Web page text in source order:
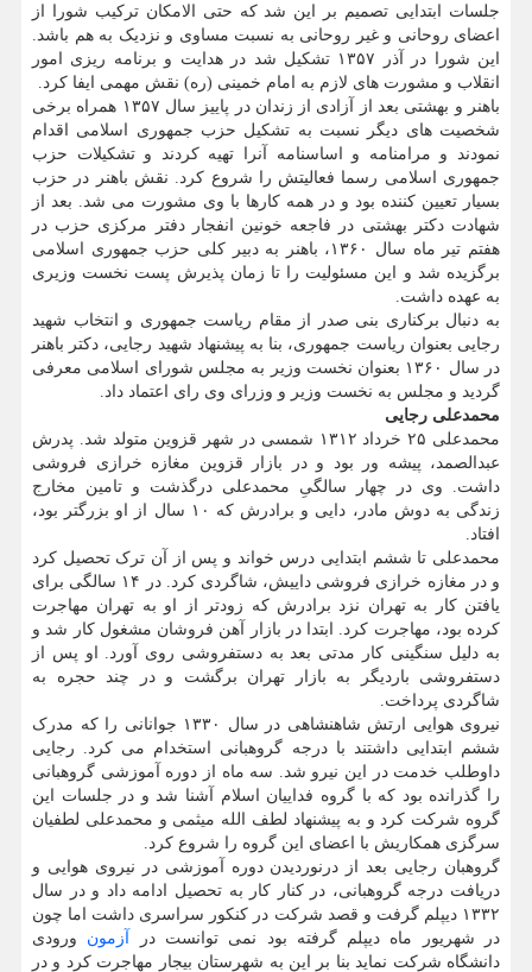
جلسات ابتدایی تصمیم بر این شد که حتی الامکان ترکیب شورا از
اعضای روحانی و غیر روحانی به نسبت مساوی و نزدیک به هم باشد.
این شورا در آذر ۱۳۵۷ تشکیل شد در هدایت و برنامه ریزی امور
انقلاب و مشورت های لازم به امام خمینی (ره) نقش مهمی ایفا کرد.
باهنر و بهشتی بعد از آزادی از زندان در پاییز سال ۱۳۵۷ همراه برخی
شخصیت های دیگر نسبت به تشکیل حزب جمهوری اسلامی اقدام
نمودند و مرامنامه و اساسنامه آنرا تهیه کردند و تشکیلات حزب
جمهوری اسلامی رسما فعالیتش را شروع کرد. نقش باهنر در حزب
بسیار تعیین کننده بود و در همه کارها با وی مشورت می شد. بعد از
شهادت دکتر بهشتی در فاجعه خونین انفجار دفتر مرکزی حزب در
هفتم تیر ماه سال ۱۳۶۰، باهنر به دبیر کلی حزب جمهوری اسلامی
برگزیده شد و این مسئولیت را تا زمان پذیرش پست نخست وزیری
به عهده داشت.
به دنبال برکناری بنی صدر از مقام ریاست جمهوری و انتخاب شهید
رجایی بعنوان ریاست جمهوری، بنا به پیشنهاد شهید رجایی، دکتر باهنر
در سال ۱۳۶۰ بعنوان نخست وزیر به مجلس شورای اسلامی معرفی
گردید و مجلس به نخست وزیر و وزرای وی رای اعتماد داد.
محمدعلی رجایی
محمدعلی ۲۵ خرداد ۱۳۱۲ شمسی در شهر قزوین متولد شد. پدرش
عبدالصمد، پیشه ور بود و در بازار قزوین مغازه خرازی فروشی
داشت. وی در چهار سالگیِ محمدعلی درگذشت و تامین مخارج
زندگی به دوش مادر، دایی و برادرش که ۱۰ سال از او بزرگتر بود،
افتاد.
محمدعلی تا ششم ابتدایی درس خواند و پس از آن ترک تحصیل کرد
و در مغازه خرازی فروشی داییش، شاگردی کرد. در ۱۴ سالگی برای
یافتن کار به تهران نزد برادرش که زودتر از او به تهران مهاجرت
کرده بود، مهاجرت کرد. ابتدا در بازار آهن فروشان مشغول کار شد و
به دلیل سنگینی کار مدتی بعد به دستفروشی روی آورد. او پس از
دستفروشی باردیگر به بازار تهران برگشت و در چند حجره به
شاگردی پرداخت.
نیروی هوایی ارتش شاهنشاهی در سال ۱۳۳۰ جوانانی را که مدرک
ششم ابتدایی داشتند با درجه گروهبانی استخدام می کرد. رجایی
داوطلب خدمت در این نیرو شد. سه ماه از دوره آموزشی گروهبانی
را گذرانده بود که با گروه فداییان اسلام آشنا شد و در جلسات این
گروه شرکت کرد و به پیشنهاد لطف الله میثمی و محمدعلی لطفیان
سرگزی همکاریش با اعضای این گروه را شروع کرد.
گروهبان رجایی بعد از درنوردیدن دوره آموزشی در نیروی هوایی و
دریافت درجه گروهبانی، در کنار کار به تحصیل ادامه داد و در سال
۱۳۳۲ دیپلم گرفت و قصد شرکت در کنکور سراسری داشت اما چون
در شهریور ماه دیپلم گرفته بود نمی توانست در آزمون ورودی
دانشگاه شرکت نماید بنا بر این به شهرستان بیجار مهاجرت کرد و در